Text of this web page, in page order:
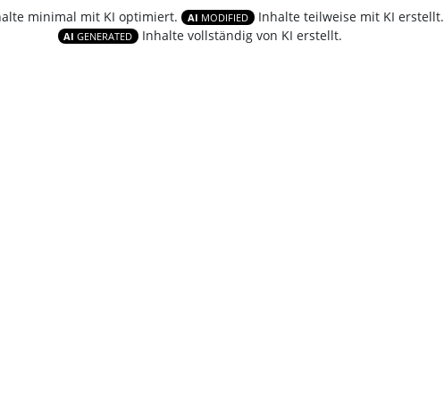
minimal mit KI optimiert. AI MODIFIED Inhalte teilweise mit KI erstellt.
AI GENERATED Inhalte vollständig von KI erstellt.